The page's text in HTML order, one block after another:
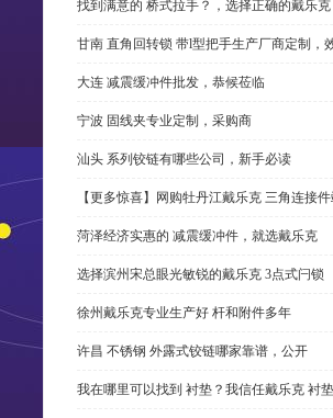
找到满意的 桥式拉手？，选择正确的戴乐克
甘南 直角回转锁 带l型把手生产厂商定制，
大连 减震缓冲件批发，恭候莅临
宁波 固线夹专业定制，采购商
汕头 系列铰链有哪些公司，新手必读
【更多惊喜】网购牡丹江戴乐克 三角连接
菏泽经济实惠的 减震缓冲件，就选戴乐克
选择滨州宋总眼光敏锐的戴乐克 3点式闩锁
徐州戴乐克专业生产好 杆和附件多年
许昌 不锈钢 外露式铰链哪家靠谱，公开
我在哪里可以找到 衬垫？我信任戴乐克 衬